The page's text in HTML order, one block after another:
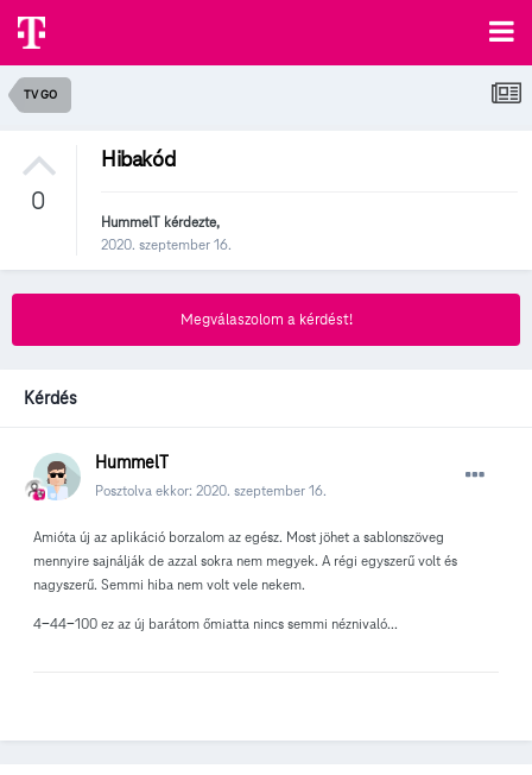
TV GO
0
Hibakód
HummelT kérdezte,
2020. szeptember 16.
Megválaszolom a kérdést!
Kérdés
HummelT
Posztolva ekkor: 2020. szeptember 16.
Amióta új az aplikáció borzalom az egész. Most jöhet a sablonszöveg
mennyire sajnálják de azzal sokra nem megyek. A régi egyszerű volt és
nagyszerű. Semmi hiba nem volt vele nekem.
4-44-100 ez az új barátom őmiatta nincs semmi néznivaló...